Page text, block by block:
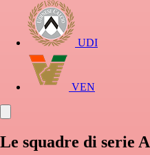
UDI
VEN
Le squadre di serie A